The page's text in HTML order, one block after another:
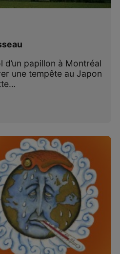
d’un papillon à Montréal
une tempête au Japon